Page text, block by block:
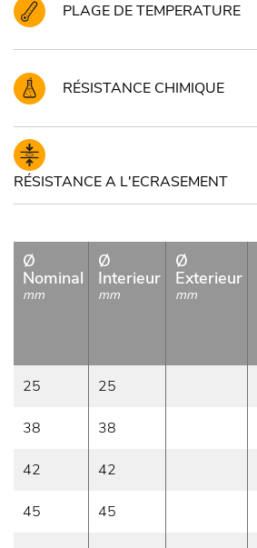
PLAGE DE TEMPERATURE
RÉSISTANCE CHIMIQUE
RÉSISTANCE A L'ECRASEMENT
Ø
Nominal
mm
Ø
Interieur
mm
Ø
Exterieur
mm
25 25
38 38
42 42
45 45